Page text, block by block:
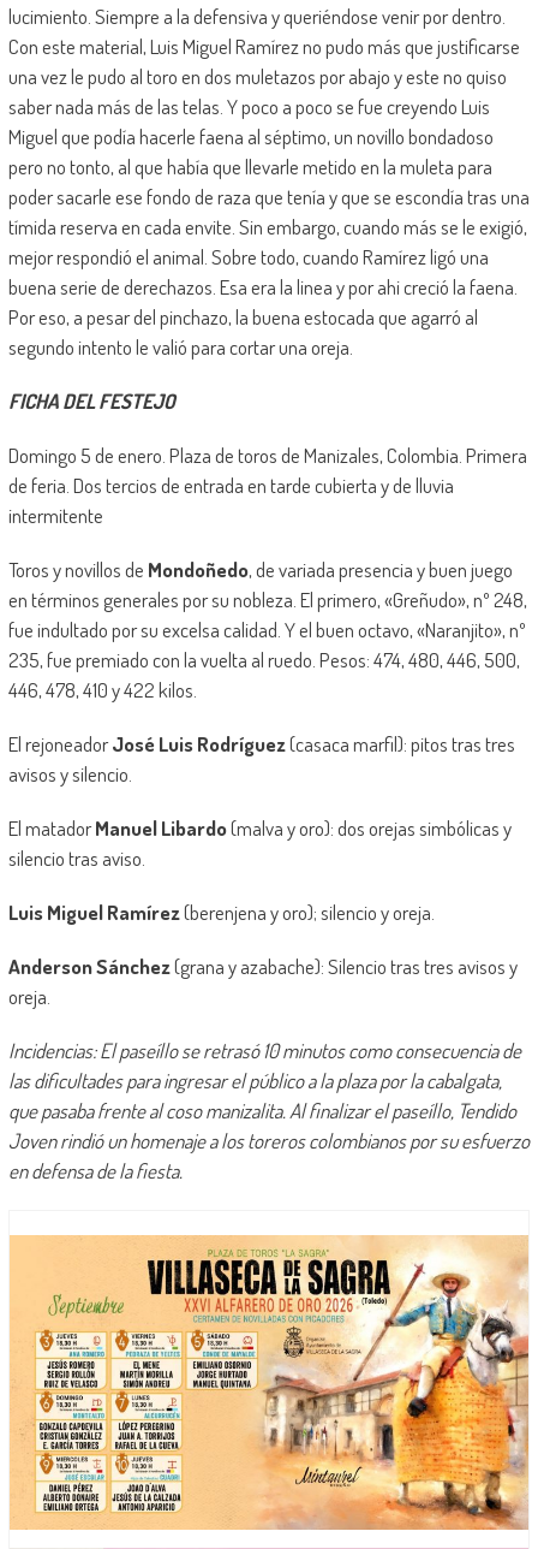
lucimiento. Siempre a la defensiva y queriéndose venir por dentro.
Con este material, Luis Miguel Ramírez no pudo más que justificarse
una vez le pudo al toro en dos muletazos por abajo y este no quiso
saber nada más de las telas. Y poco a poco se fue creyendo Luis
Miguel que podía hacerle faena al séptimo, un novillo bondadoso
pero no tonto, al que había que llevarle metido en la muleta para
poder sacarle ese fondo de raza que tenía y que se escondía tras una
tímida reserva en cada envite. Sin embargo, cuando más se le exigió,
mejor respondió el animal. Sobre todo, cuando Ramírez ligó una
buena serie de derechazos. Esa era la linea y por ahi creció la faena.
Por eso, a pesar del pinchazo, la buena estocada que agarró al
segundo intento le valió para cortar una oreja.
FICHA DEL FESTEJO
Domingo 5 de enero. Plaza de toros de Manizales, Colombia. Primera
de feria. Dos tercios de entrada en tarde cubierta y de lluvia
intermitente
Toros y novillos de Mondoñedo, de variada presencia y buen juego
en términos generales por su nobleza. El primero, «Greñudo», nº 248,
fue indultado por su excelsa calidad. Y el buen octavo, «Naranjito», nº
235, fue premiado con la vuelta al ruedo. Pesos: 474, 480, 446, 500,
446, 478, 410 y 422 kilos.
El rejoneadorJosé Luis Rodríguez(casaca marfil): pitos tras tres
avisos y silencio.
El matadorManuel Libardo(malva y oro): dos orejas simbólicas y
silencio tras aviso.
Luis Miguel Ramírez(berenjena y oro); silencio y oreja.
Anderson Sánchez(grana y azabache): Silencio tras tres avisos y
oreja.
Incidencias: El paseíllo se retrasó 10 minutos como consecuencia de
las dificultades para ingresar el público a la plaza por la cabalgata,
que pasaba frente al coso manizalita. Al finalizar el paseíllo, Tendido
Joven rindió un homenaje a los toreros colombianos por su esfuerzo
en defensa de la fiesta.